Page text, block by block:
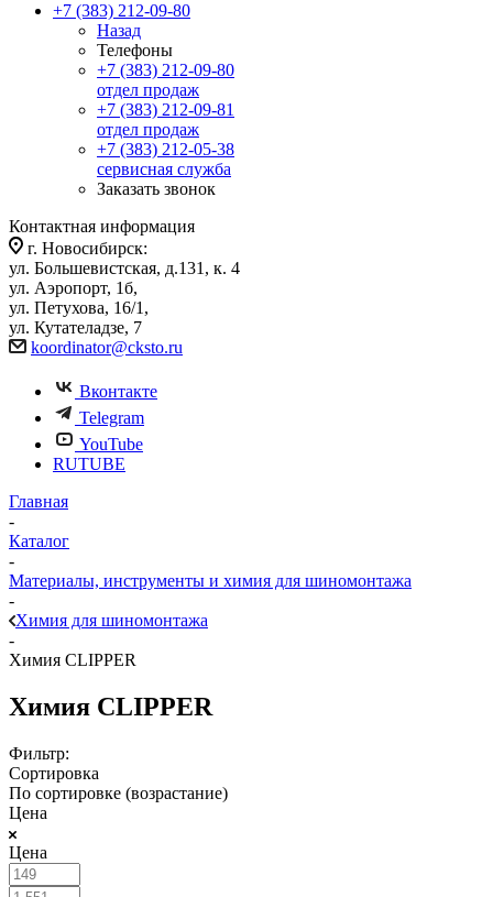
+7 (383) 212-09-80
Назад
Телефоны
+7 (383) 212-09-80
отдел продаж
+7 (383) 212-09-81
отдел продаж
+7 (383) 212-05-38
сервисная служба
Заказать звонок
Контактная информация
г. Новосибирск:
ул. Большевистская, д.131, к. 4
ул. Аэропорт, 1б,
ул. Петухова, 16/1,
ул. Кутателадзе, 7
koordinator@cksto.ru
Вконтакте
Telegram
YouTube
RUTUBE
Главная
-
Каталог
-
Материалы, инструменты и химия для шиномонтажа
-
Химия для шиномонтажа
-
Химия CLIPPER
Химия CLIPPER
Фильтр:
Сортировка
По сортировке (возрастание)
Цена
Цена